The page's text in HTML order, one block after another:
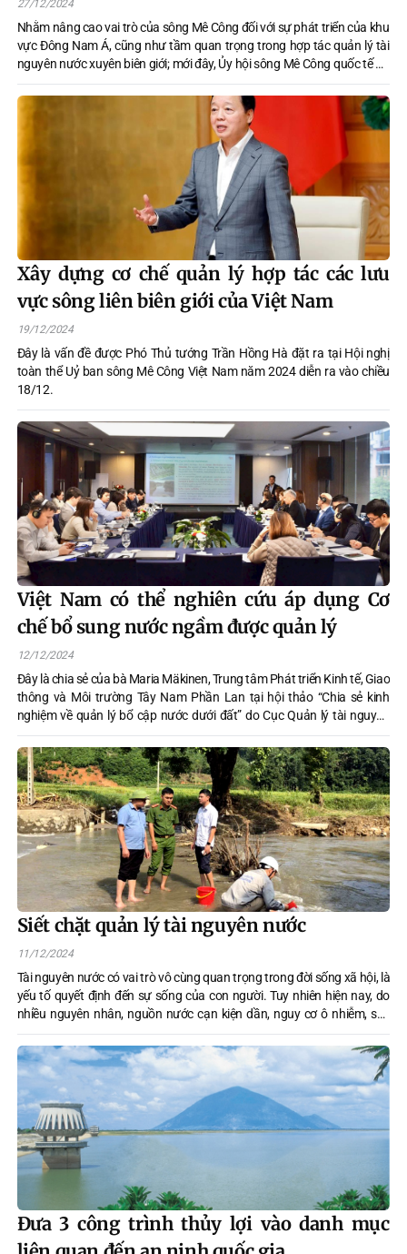
27/12/2024
Nhằm nâng cao vai trò của sông Mê Công đối với sự phát triển của khu
vực Đông Nam Á, cũng như tầm quan trọng trong hợp tác quản lý tài
nguyên nước xuyên biên giới; mới đây, Ủy hội sông Mê Công quốc tế đã
chính thức khai trương Trung tâm thông tin và dữ liệu Mô Công.
Xây dựng cơ chế quản lý hợp tác các lưu
vực sông liên biên giới của Việt Nam
19/12/2024
Đây là vấn đề được Phó Thủ tướng Trần Hồng Hà đặt ra tại Hội nghị
toàn thể Uỷ ban sông Mê Công Việt Nam năm 2024 diễn ra vào chiều
18/12.
Việt Nam có thể nghiên cứu áp dụng Cơ
chế bổ sung nước ngầm được quản lý
12/12/2024
Đây là chia sẻ của bà Maria Mäkinen, Trung tâm Phát triển Kinh tế, Giao
thông và Môi trường Tây Nam Phần Lan tại hội thảo “Chia sẻ kinh
nghiệm về quản lý bổ cập nước dưới đất” do Cục Quản lý tài nguyên
nước phối hợp với Đại sứ quán Phần Lan tại Hà Nội và Phái đoàn Liên
minh Châu Âu tại Việt Nam tổ chức ngày 11/12.
Siết chặt quản lý tài nguyên nước
11/12/2024
Tài nguyên nước có vai trò vô cùng quan trọng trong đời sống xã hội, là
yếu tố quyết định đến sự sống của con người. Tuy nhiên hiện nay, do
nhiều nguyên nhân, nguồn nước cạn kiện dần, nguy cơ ô nhiễm, suy
thoái nguồn nước rất lớn. Luật Tài nguyên nước 2023 đã bổ sung,
hoàn thiện. Đây chính là công cụ pháp lý quan trọng nhằm siết chặt
công tác quản lý nhà nước về tài nguyên nước.
Đưa 3 công trình thủy lợi vào danh mục